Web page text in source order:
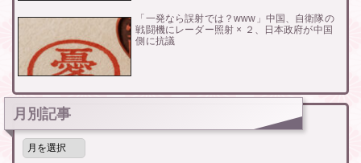
「一発なら誤射では？www」中国、自衛隊の
戦闘機にレーダー照射 × ２、日本政府が中国
側に抗議
月別記事
月
記